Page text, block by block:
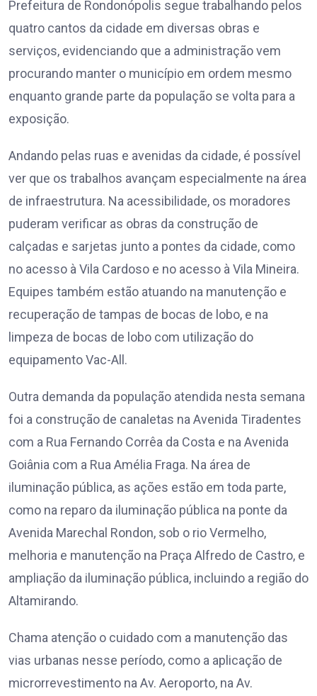
Prefeitura de Rondonópolis segue trabalhando pelos
quatro cantos da cidade em diversas obras e
serviços, evidenciando que a administração vem
procurando manter o município em ordem mesmo
enquanto grande parte da população se volta para a
exposição.
Andando pelas ruas e avenidas da cidade, é possível
ver que os trabalhos avançam especialmente na área
de infraestrutura. Na acessibilidade, os moradores
puderam verificar as obras da construção de
calçadas e sarjetas junto a pontes da cidade, como
no acesso à Vila Cardoso e no acesso à Vila Mineira.
Equipes também estão atuando na manutenção e
recuperação de tampas de bocas de lobo, e na
limpeza de bocas de lobo com utilização do
equipamento Vac-All.
Outra demanda da população atendida nesta semana
foi a construção de canaletas na Avenida Tiradentes
com a Rua Fernando Corrêa da Costa e na Avenida
Goiânia com a Rua Amélia Fraga. Na área de
iluminação pública, as ações estão em toda parte,
como na reparo da iluminação pública na ponte da
Avenida Marechal Rondon, sob o rio Vermelho,
melhoria e manutenção na Praça Alfredo de Castro, e
ampliação da iluminação pública, incluindo a região do
Altamirando.
Chama atenção o cuidado com a manutenção das
vias urbanas nesse período, como a aplicação de
microrrevestimento na Av. Aeroporto, na Av.